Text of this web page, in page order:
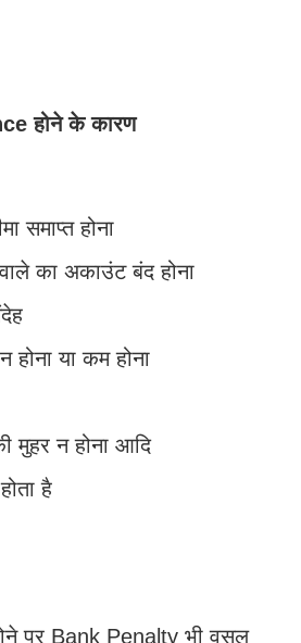
होने के कारण
समाप्‍त होना
का अकाउंट बंद होना
या कम होना
मुहर न होना आदि
है
पर Bank Penalty भी वसूल